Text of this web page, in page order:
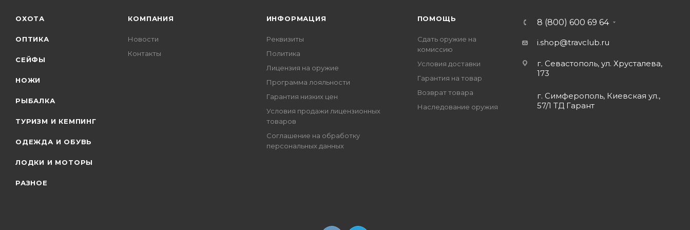
ОХОТА
ОПТИКА
СЕЙФЫ
НОЖИ
РЫБАЛКА
ТУРИЗМ И КЕМПИНГ
ОДЕЖДА И ОБУВЬ
ЛОДКИ И МОТОРЫ
РАЗНОЕ
КОМПАНИЯ
Новости
Контакты
ИНФОРМАЦИЯ
Реквизиты
Политика
Лицензия на оружие
Программа лояльности
Гарантия низких цен
Условия продажи лицензионных
товаров
Соглашение на обработку
персональных данных
ПОМОЩЬ
Сдать оружие на
комиссию
Условия доставки
Гарантия на товар
Возврат товара
Наследование оружия
8 (800) 600 69 64
i.shop@travclub.ru
г. Севастополь, ул. Хрусталева,
173
г. Симферополь, Киевская ул.,
57/1 ТД Гарант